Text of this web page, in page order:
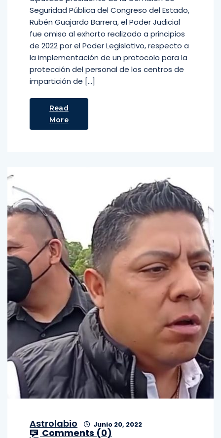
Seguridad Pública del Congreso del Estado,
Rubén Guajardo Barrera, el Poder Judicial
fue omiso al exhorto realizado a principios
de 2022 por el Poder Legislativo, respecto a
la implementación de un protocolo para la
protección del personal de los centros de
impartición de […]
Read
More
Astrolabio Junio 20, 2022
Comments (0)